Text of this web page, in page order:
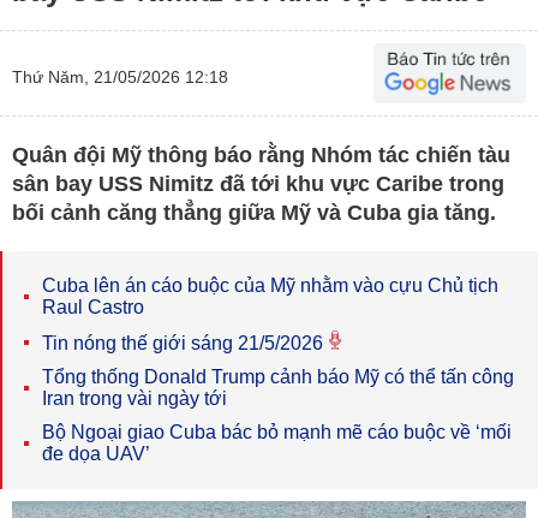
Thứ Năm, 21/05/2026 12:18
Quân đội Mỹ thông báo rằng Nhóm tác chiến tàu
sân bay USS Nimitz đã tới khu vực Caribe trong
bối cảnh căng thẳng giữa Mỹ và Cuba gia tăng.
Cuba lên án cáo buộc của Mỹ nhằm vào cựu Chủ tịch
Raul Castro
Tin nóng thế giới sáng 21/5/2026
Tổng thống Donald Trump cảnh báo Mỹ có thể tấn công
Iran trong vài ngày tới
Bộ Ngoại giao Cuba bác bỏ mạnh mẽ cáo buộc về ‘mối
đe dọa UAV’